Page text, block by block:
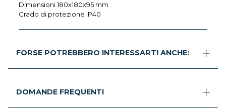
Dimensioni 180x180x95 mm
Grado di protezione IP40
FORSE POTREBBERO INTERESSARTI ANCHE:
DOMANDE FREQUENTI